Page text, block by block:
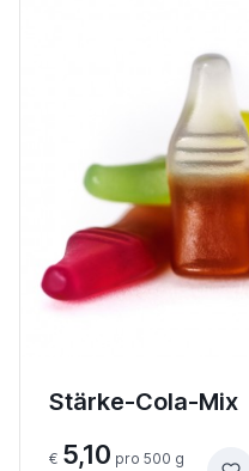
Stärke-Cola-Mix
€ 5,10 pro 500 g